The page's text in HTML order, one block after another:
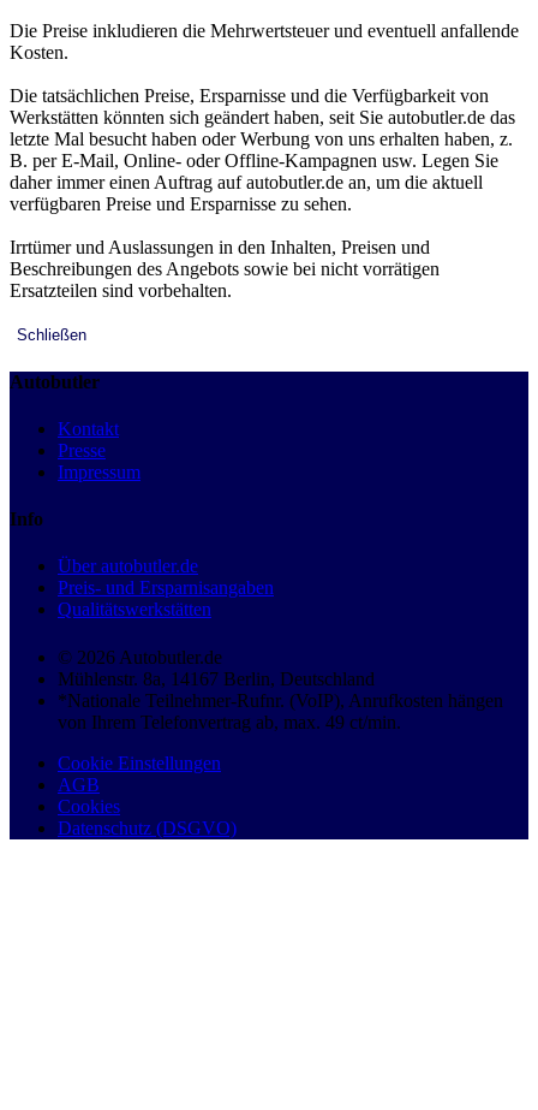
Die Preise inkludieren die Mehrwertsteuer und eventuell anfallende
Kosten.
Die tatsächlichen Preise, Ersparnisse und die Verfügbarkeit von
Werkstätten könnten sich geändert haben, seit Sie autobutler.de das
letzte Mal besucht haben oder Werbung von uns erhalten haben, z.
B. per E-Mail, Online- oder Offline-Kampagnen usw. Legen Sie
daher immer einen Auftrag auf autobutler.de an, um die aktuell
verfügbaren Preise und Ersparnisse zu sehen.
Irrtümer und Auslassungen in den Inhalten, Preisen und
Beschreibungen des Angebots sowie bei nicht vorrätigen
Ersatzteilen sind vorbehalten.
Schließen
Autobutler
Kontakt
Presse
Impressum
Info
Über autobutler.de
Preis- und Ersparnisangaben
Qualitätswerkstätten
© 2026 Autobutler.de
Mühlenstr. 8a, 14167 Berlin, Deutschland
*Nationale Teilnehmer-Rufnr. (VoIP), Anrufkosten hängen
von Ihrem Telefonvertrag ab, max. 49 ct/min.
Cookie Einstellungen
AGB
Cookies
Datenschutz (DSGVO)